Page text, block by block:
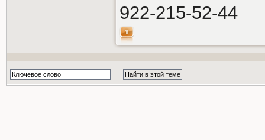
922-215-52-44